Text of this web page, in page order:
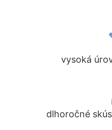
vysoká
dlhoročné